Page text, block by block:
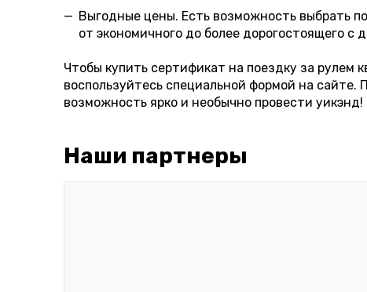
Выгодные цены. Есть возможность выбрать
от экономичного до более дорогостоящего с
Чтобы купить сертификат на поездку за рулем
воспользуйтесь специальной формой на
возможность ярко и необычно провести уикэнд!
Наши партнеры